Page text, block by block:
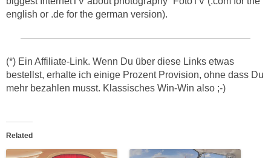
english or .de for the german version).
(*) Ein Affiliate-Link. Wenn Du über diese Links etwas
bestellst, erhalte ich einige Prozent Provision, ohne dass Du
mehr bezahlen musst. Klassisches Win-Win also ;-)
Related